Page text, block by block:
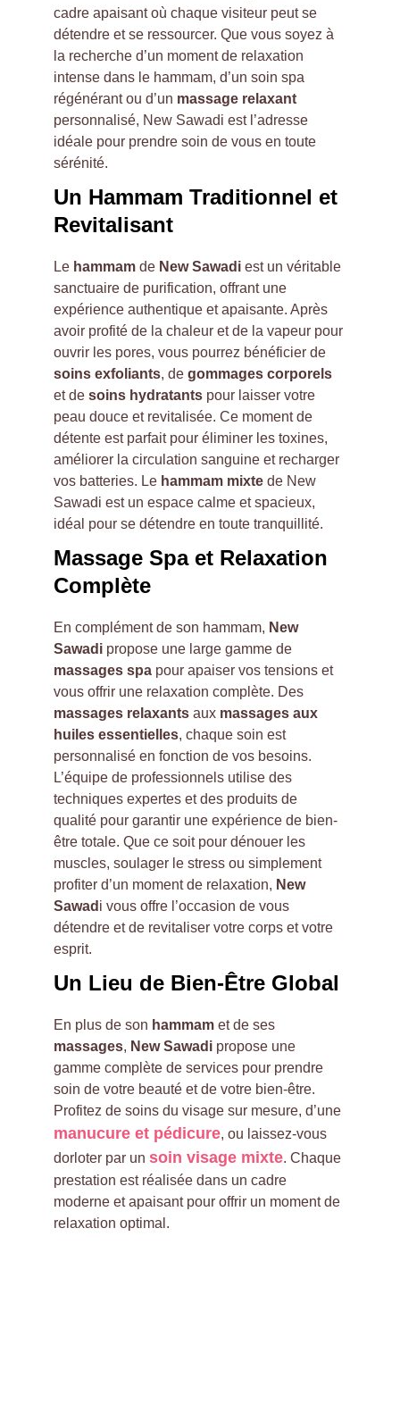
cadre apaisant où chaque visiteur peut se
détendre et se ressourcer. Que vous soyez à
la recherche d’un moment de relaxation
intense dans le hammam, d’un soin spa
régénérant ou d’un massage relaxant
personnalisé, New Sawadi est l’adresse
idéale pour prendre soin de vous en toute
sérénité.
Un Hammam Traditionnel et
Revitalisant
Le hammam de New Sawadi est un véritable
sanctuaire de purification, offrant une
expérience authentique et apaisante. Après
avoir profité de la chaleur et de la vapeur pour
ouvrir les pores, vous pourrez bénéficier de
soins exfoliants, de gommages corporels
et de soins hydratants pour laisser votre
peau douce et revitalisée. Ce moment de
détente est parfait pour éliminer les toxines,
améliorer la circulation sanguine et recharger
vos batteries. Le hammam mixte de New
Sawadi est un espace calme et spacieux,
idéal pour se détendre en toute tranquillité.
Massage Spa et Relaxation
Complète
En complément de son hammam, New
Sawadi propose une large gamme de
massages spa pour apaiser vos tensions et
vous offrir une relaxation complète. Des
massages relaxants aux massages aux
huiles essentielles, chaque soin est
personnalisé en fonction de vos besoins.
L’équipe de professionnels utilise des
techniques expertes et des produits de
qualité pour garantir une expérience de bien-
être totale. Que ce soit pour dénouer les
muscles, soulager le stress ou simplement
profiter d’un moment de relaxation, New
Sawad i vous offre l’occasion de vous
détendre et de revitaliser votre corps et votre
esprit.
Un Lieu de Bien-Être Global
En plus de son hammam et de ses
massages, New Sawadi propose une
gamme complète de services pour prendre
soin de votre beauté et de votre bien-être.
Profitez de soins du visage sur mesure, d’une
manucure et pédicure, ou laissez-vous
dorloter par un soin visage mixte. Chaque
prestation est réalisée dans un cadre
moderne et apaisant pour offrir un moment de
relaxation optimal.